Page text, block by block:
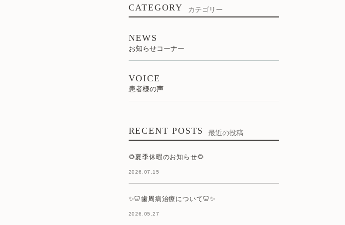
CATEGORY カテゴリー
NEWS
お知らせコーナー
VOICE
患者様の声
RECENT POSTS 最近の投稿
🌻夏季休暇のお知らせ🌻
2026.07.15
✨🦷歯周病治療について🦷✨
2026.05.27